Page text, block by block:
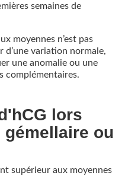
semaines de
moyennes n’est pas
d’une variation normale,
une anomalie ou une
complémentaires.
lors
ou
supérieur aux moyennes